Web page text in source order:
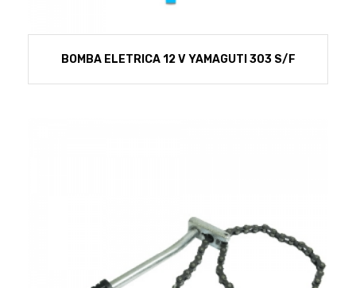
BOMBA ELETRICA 12 V YAMAGUTI 303 S/F